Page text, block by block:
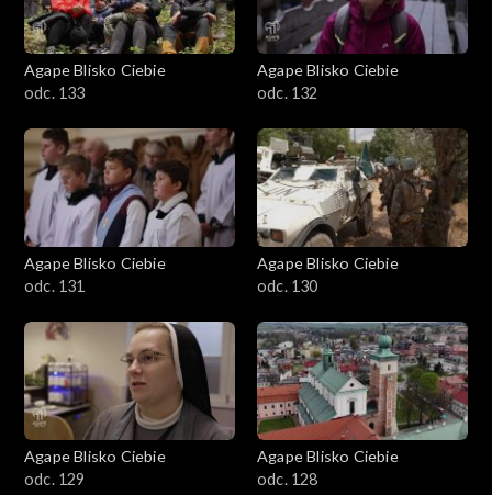
Agape Blisko Ciebie
odc. 133
Agape Blisko Ciebie
odc. 132
Agape Blisko Ciebie
odc. 131
Agape Blisko Ciebie
odc. 130
Agape Blisko Ciebie
odc. 129
Agape Blisko Ciebie
odc. 128